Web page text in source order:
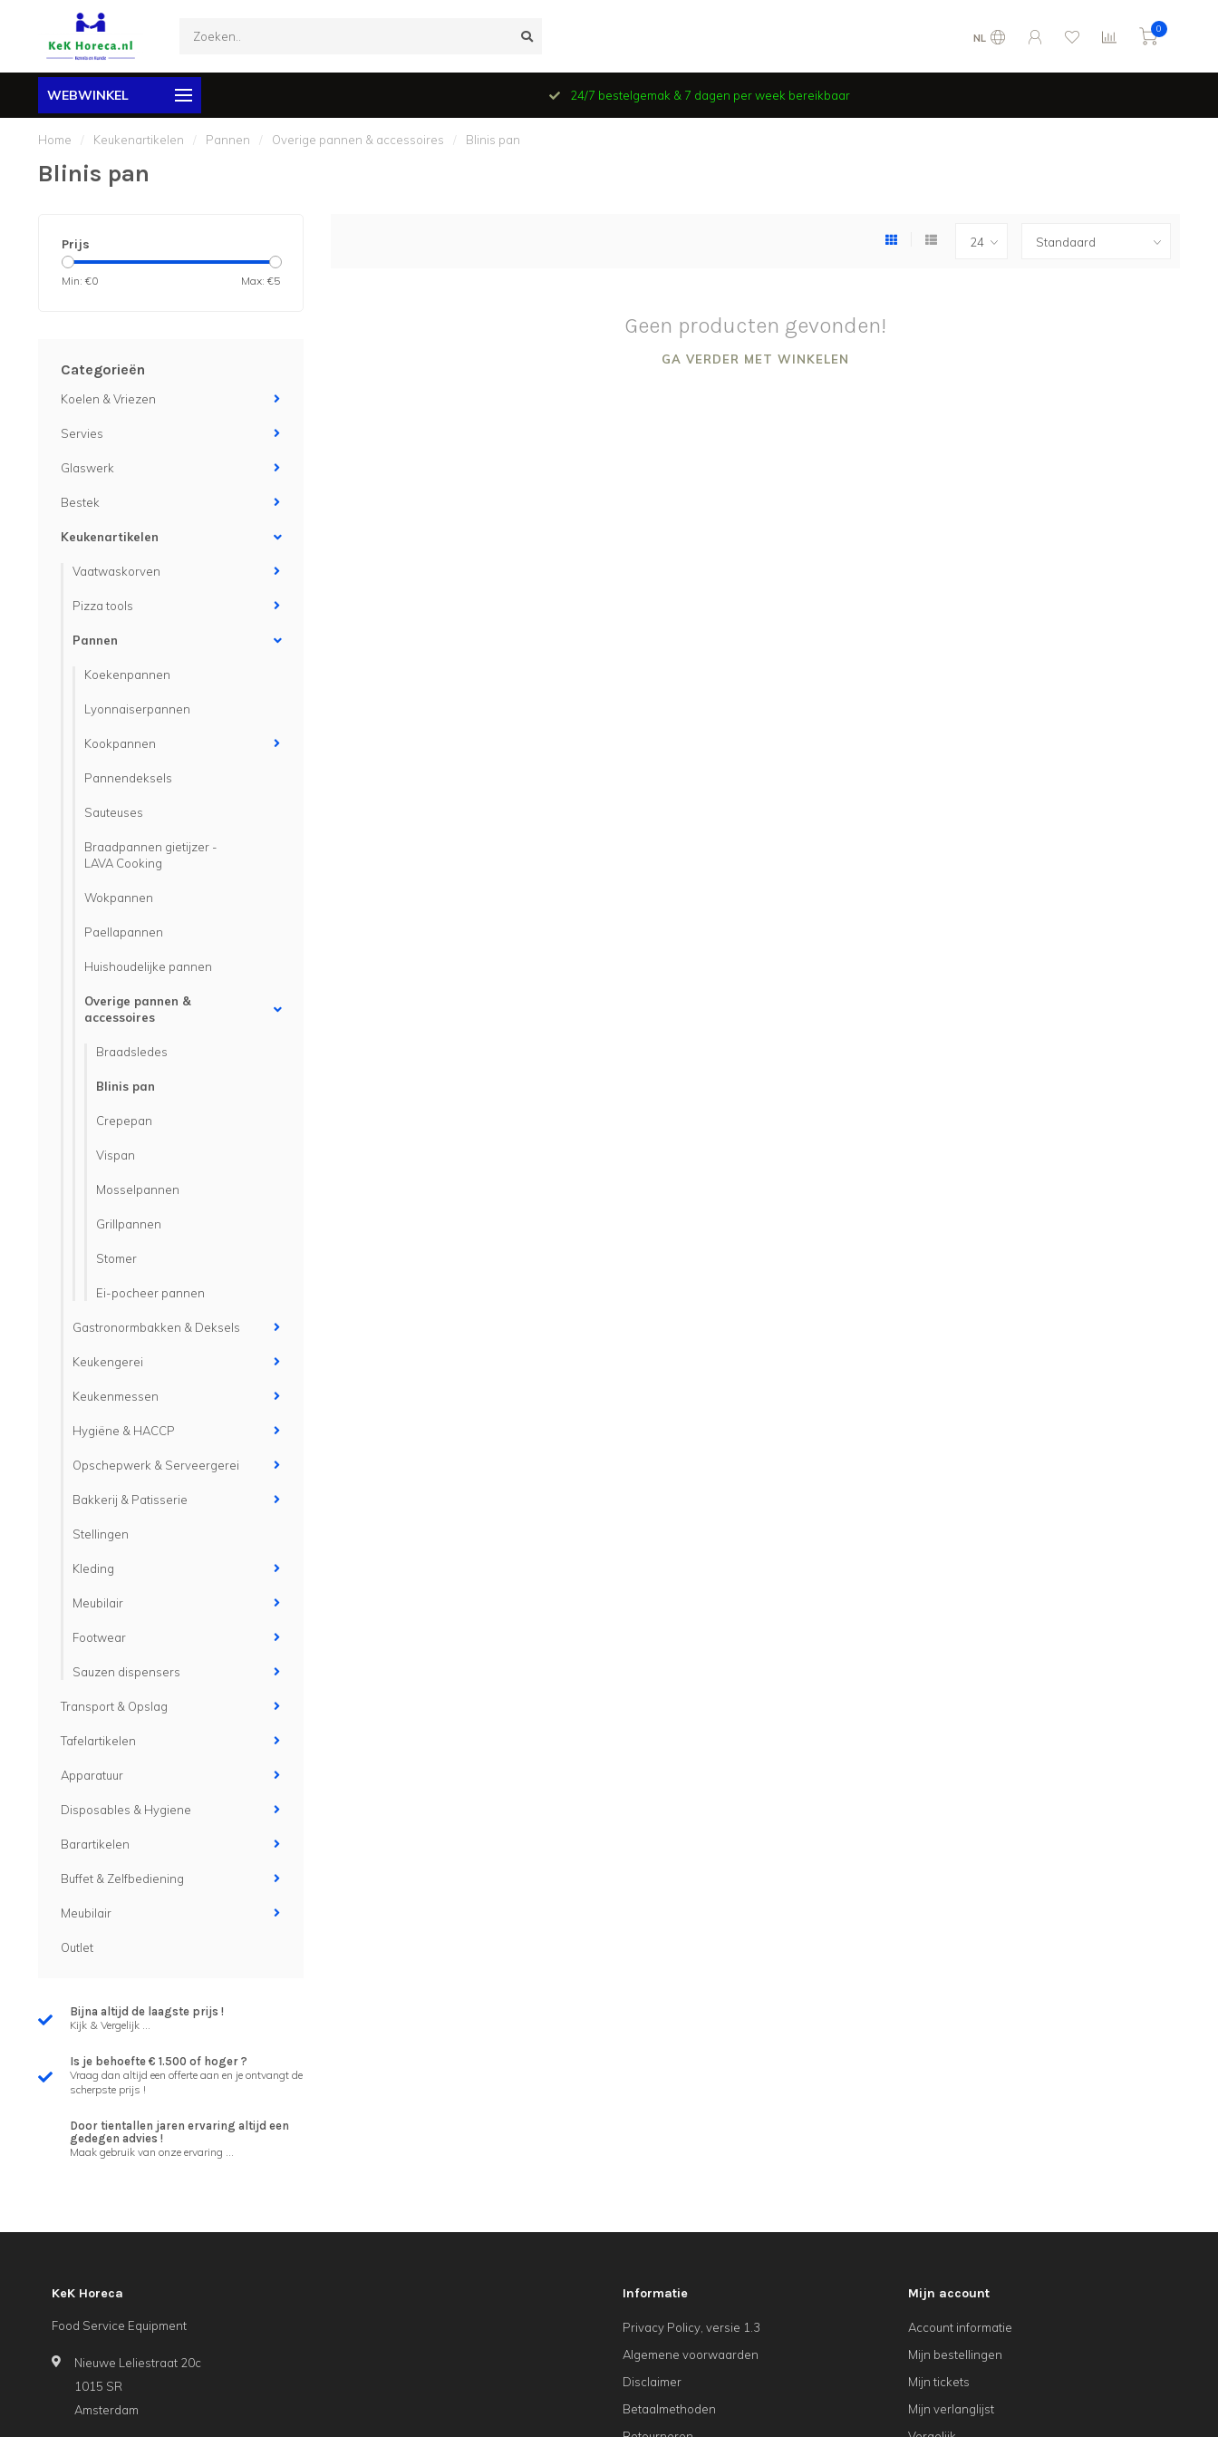
NL
0
WEBWINKEL 24/7 bestelgemak & 7 dagen per week bereikbaar
Home / Keukenartikelen / Pannen / Overige pannen & accessoires / Blinis pan
Blinis pan
Prijs
Min: €0 Max: €5
Categorieën
Koelen & Vriezen
Servies
Glaswerk
Bestek
Keukenartikelen
Vaatwaskorven
Pizza tools
Pannen
Koekenpannen
Lyonnaiserpannen
Kookpannen
Pannendeksels
Sauteuses
Braadpannen gietijzer -
LAVA Cooking
Wokpannen
Paellapannen
Huishoudelijke pannen
Overige pannen &
accessoires
Braadsledes
Blinis pan
Crepepan
Vispan
Mosselpannen
Grillpannen
Stomer
Ei-pocheer pannen
Gastronormbakken & Deksels
Keukengerei
Keukenmessen
Hygiëne & HACCP
Opschepwerk & Serveergerei
Bakkerij & Patisserie
Stellingen
Kleding
Meubilair
Footwear
Sauzen dispensers
Transport & Opslag
Tafelartikelen
Apparatuur
Disposables & Hygiene
Barartikelen
Buffet & Zelfbediening
Meubilair
Outlet
Bijna altijd de laagste prijs !
Kijk & Vergelijk ...
Is je behoefte € 1.500 of hoger ?
Vraag dan altijd een offerte aan en je ontvangt de
scherpste prijs !
Door tientallen jaren ervaring altijd een
gedegen advies !
Maak gebruik van onze ervaring ...
Geen producten gevonden!
GA VERDER MET WINKELEN
KeK Horeca
Food Service Equipment
Nieuwe Leliestraat 20c
1015 SR
Amsterdam
Informatie
Privacy Policy, versie 1.3
Algemene voorwaarden
Disclaimer
Betaalmethoden
Mijn account
Account informatie
Mijn bestellingen
Mijn tickets
Mijn verlanglijst